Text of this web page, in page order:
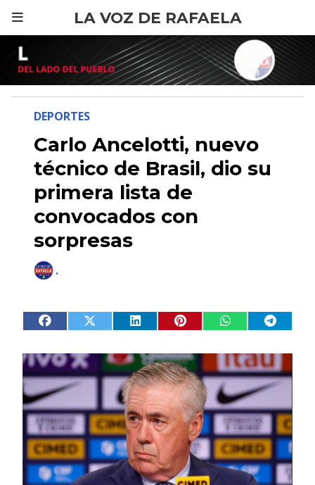
LA VOZ DE RAFAELA
Carlo Ancelotti, nuevo
técnico de Brasil, dio su
primera lista de
convocados con
sorpresas
DEPORTES
.